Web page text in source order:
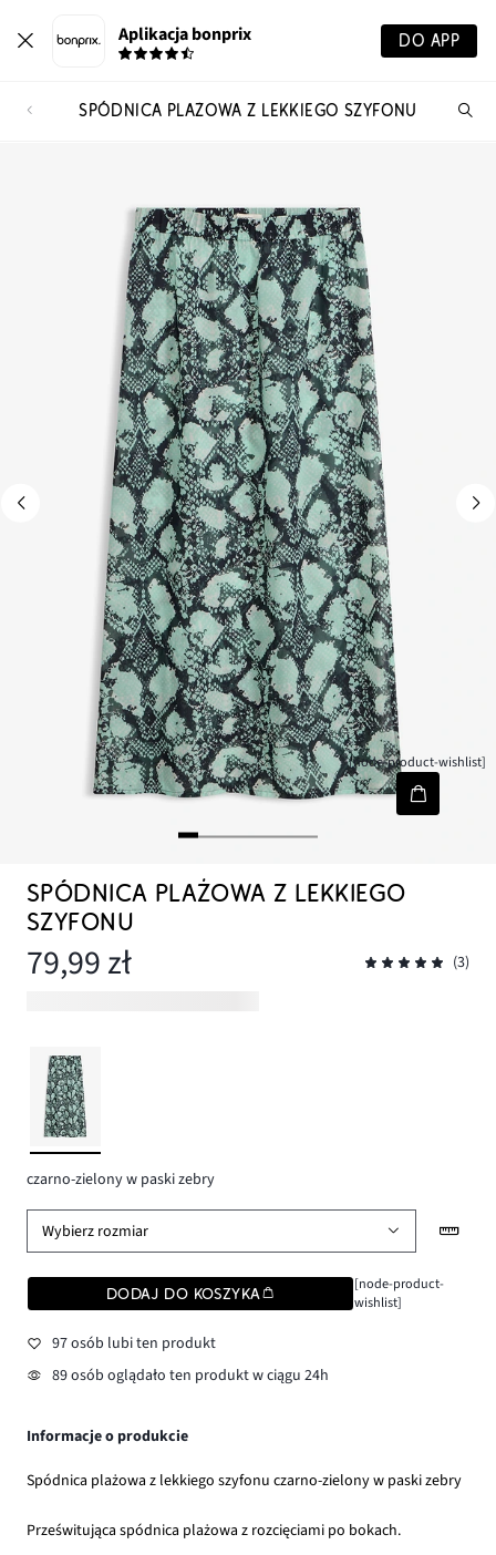
Aplikacja bonprix DO APP
SPÓDNICA PLAŻOWA Z LEKKIEGO SZYFONU
[node-product-wishlist]
SPÓDNICA PLAŻOWA Z LEKKIEGO
SZYFONU
79,99 zł (3)
czarno-zielony w paski zebry
Wybierz rozmiar
DODAJ DO KOSZYKA
[node-product-
wishlist]
97 osób lubi ten produkt
89 osób oglądało ten produkt w ciągu 24h
Informacje o produkcie
Spódnica plażowa z lekkiego szyfonu czarno-zielony w paski zebry
Prześwitująca spódnica plażowa z rozcięciami po bokach.